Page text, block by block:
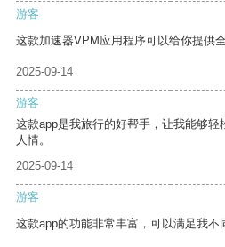
游客
这款加速器VPM应用程序可以给你提供
2025-09-14
游客
这款app是我旅行的好帮手，让我能够
人情。
2025-09-14
游客
这款app的功能非常丰富，可以满足我不